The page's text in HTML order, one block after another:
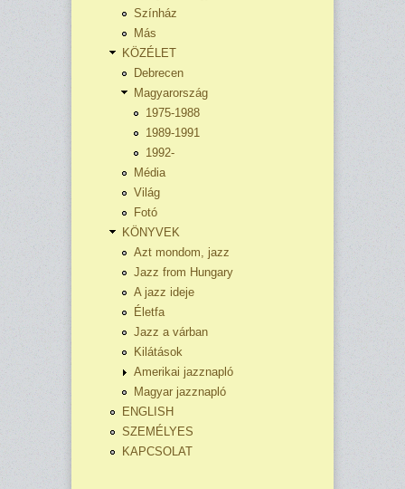
Színház
Más
KÖZÉLET
Debrecen
Magyarország
1975-1988
1989-1991
1992-
Média
Világ
Fotó
KÖNYVEK
Azt mondom, jazz
Jazz from Hungary
A jazz ideje
Életfa
Jazz a várban
Kilátások
Amerikai jazznapló
Magyar jazznapló
ENGLISH
SZEMÉLYES
KAPCSOLAT